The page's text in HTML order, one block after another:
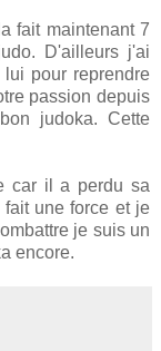
fait maintenant 7
D'ailleurs j'ai
pour reprendre
passion depuis
judoka. Cette
car il a perdu sa
une force et je
je suis un
encore.